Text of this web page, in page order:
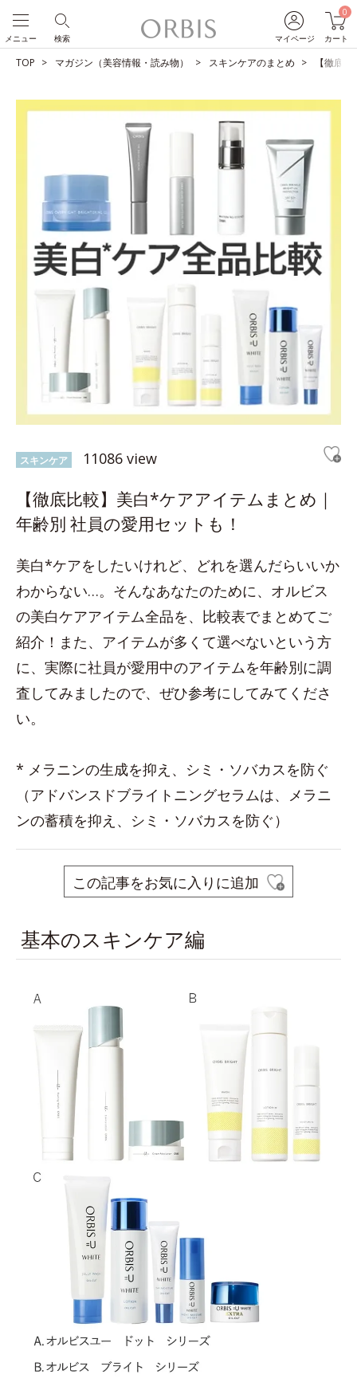
マイページ
0
カート
検索
メニュー
TOP マガジン（美容情報・読み物） スキンケアのまとめ 【徹底
スキンケア 11086 view
【徹底比較】美白*ケアアイテムまとめ｜
年齢別 社員の愛用セットも！
美白*ケアをしたいけれど、どれを選んだらいいか
わからない…。そんなあなたのために、オルビス
の美白ケアアイテム全品を、比較表でまとめてご
紹介！また、アイテムが多くて選べないという方
に、実際に社員が愛用中のアイテムを年齢別に調
査してみましたので、ぜひ参考にしてみてくださ
い。
* メラニンの生成を抑え、シミ・ソバカスを防ぐ
（アドバンスドブライトニングセラムは、メラニ
ンの蓄積を抑え、シミ・ソバカスを防ぐ）
この記事をお気に入りに追加
基本のスキンケア編